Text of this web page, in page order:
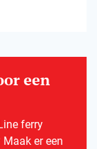
een
ferry
er een